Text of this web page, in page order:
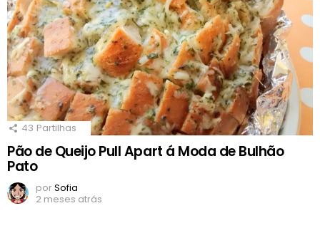
43 Partilhas
Pão de Queijo Pull Apart á Moda de Bulhão
Pato
porSofia
2 meses atrás